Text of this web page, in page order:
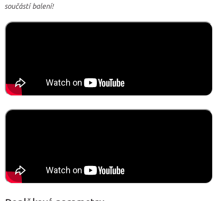
součástí balení!